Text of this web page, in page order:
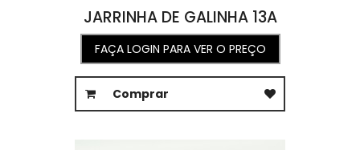
JARRINHA DE GALINHA 13A
FAÇA LOGIN PARA VER O PREÇO
Comprar